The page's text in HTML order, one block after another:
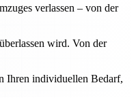
verlassen – von der
wird. Von der
Ihren individuellen Bedarf,